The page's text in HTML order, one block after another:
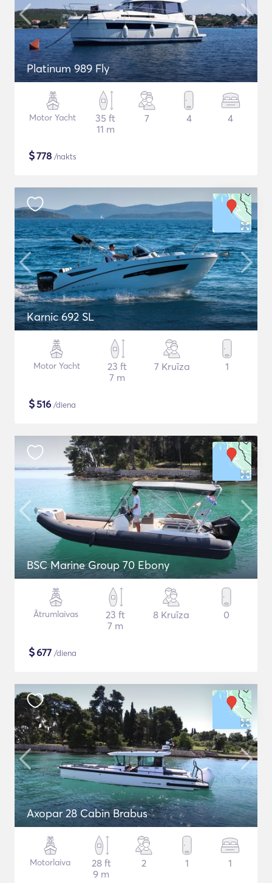
Platinum 989 Fly
Motor Yacht
35 ft
11 m
7 4 4
$778 /nakts
Karnic 692 SL
Motor Yacht
23 ft
7 m
7 Kruīza 1
$516 /diena
BSC Marine Group 70 Ebony
Ātrumlaivas
23 ft
7 m
8 Kruīza 0
$677 /diena
Axopar 28 Cabin Brabus
Motorlaiva
28 ft
9 m
2 1 1